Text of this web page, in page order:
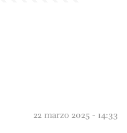
22 marzo 2025 - 14:33